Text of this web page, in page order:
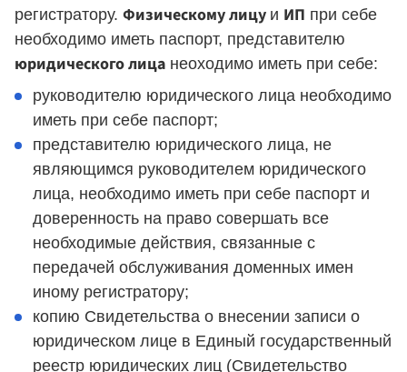
регистратору. Физическому лицу и ИП при себе
необходимо иметь паспорт, представителю
юридического лица неоходимо иметь при себе:
руководителю юридического лица необходимо
иметь при себе паспорт;
представителю юридического лица, не
являющимся руководителем юридического
лица, необходимо иметь при себе паспорт и
доверенность на право совершать все
необходимые действия, связанные с
передачей обслуживания доменных имен
иному регистратору;
копию Свидетельства о внесении записи о
юридическом лице в Единый государственный
реестр юридических лиц (Свидетельство